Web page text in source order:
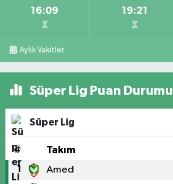
16:09 19:21
Aylık Vakitler
Süper Lig Puan Durumu
Süper Lig
# Takım
1 Amed